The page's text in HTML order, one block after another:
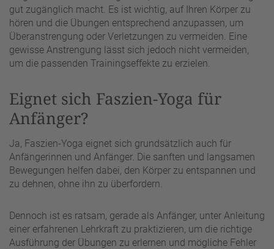
gut zugänglich macht. Es ist wichtig, auf Ihren Körper zu
hören und die Übungen entsprechend anzupassen, um
Überanstrengung oder Verletzungen zu vermeiden. Eine
gewisse Anstrengung lässt sich jedoch nicht vermeiden,
um die passenden Trainingseffekte zu erzielen.
Eignet sich Faszien-Yoga für
Anfänger?
Ja, Faszien-Yoga eignet sich grundsätzlich auch für
Anfängerinnen und Anfänger. Die sanften und langsamen
Bewegungen helfen dabei, den Körper zu entspannen und
zu dehnen, ohne ihn zu überfordern.
Dennoch ist es ratsam, gerade als Anfänger, unter Anleitung
einer erfahrenen Lehrkraft zu praktizieren, um die richtige
Ausführung der Übungen zu erlernen und mögliche Fehler